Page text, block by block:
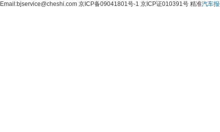
Email:bjservice@cheshi.com 京ICP备09041801号-1 京ICP证010391号 精准汽车